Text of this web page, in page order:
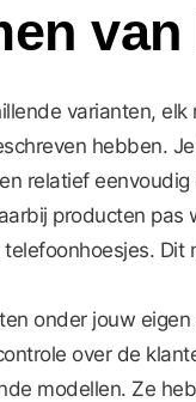
varianten,
hebben.
relatief
producten
onder jouw
over de
modellen. Ze